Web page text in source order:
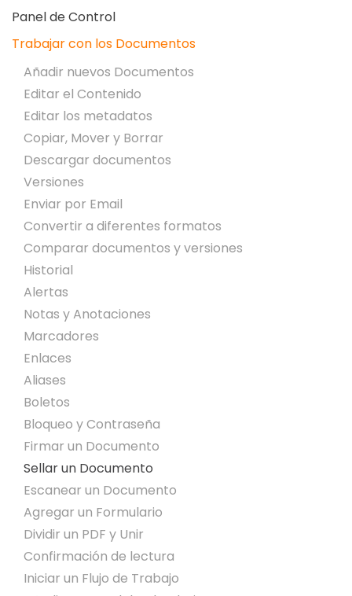
Panel de Control
Trabajar con los Documentos
Añadir nuevos Documentos
Editar el Contenido
Editar los metadatos
Copiar, Mover y Borrar
Descargar documentos
Versiones
Enviar por Email
Convertir a diferentes formatos
Comparar documentos y versiones
Historial
Alertas
Notas y Anotaciones
Marcadores
Enlaces
Aliases
Boletos
Bloqueo y Contraseña
Firmar un Documento
Sellar un Documento
Escanear un Documento
Agregar un Formulario
Dividir un PDF y Unir
Confirmación de lectura
Iniciar un Flujo de Trabajo